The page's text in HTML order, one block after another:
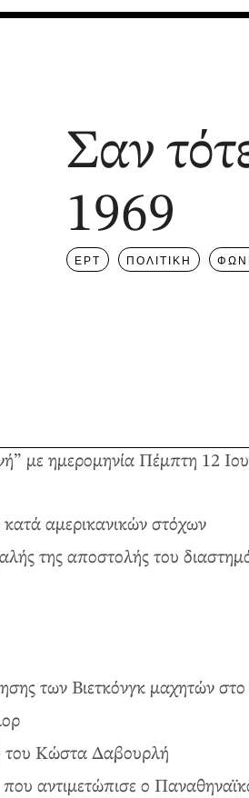
Σαν
1969
ΕΡΤ ΠΟΛΙΤΙΚΗ
με ημερομηνία Πέμπτη 12
αμερικανικών στόχων
της αποστολής του
των Βιετκόνγκ μαχητών στο
του Κώστα Δαβουρλή
αντιμετώπισε ο